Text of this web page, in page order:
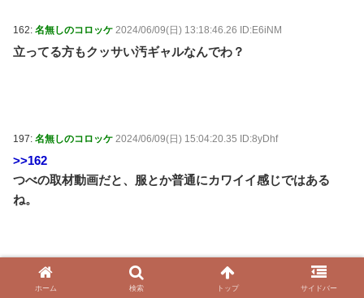
162: 名無しのコロッケ 2024/06/09(日) 13:18:46.26 ID:E6iNM
立ってる方もクッサい汚ギャルなんでわ？
197: 名無しのコロッケ 2024/06/09(日) 15:04:20.35 ID:8yDhf
>>162
つべの取材動画だと、服とか普通にカワイイ感じではある
ね。
名無しのコロッケ 2024/06/09(日) 15:15:01.27 ID:NW4ty
ホーム 検索 トップ サイドバー